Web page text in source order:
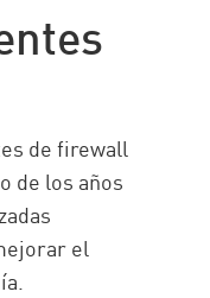
de firewall
de los años
el